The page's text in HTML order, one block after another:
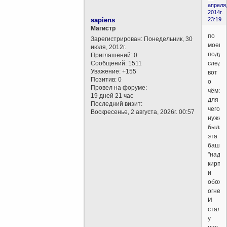
апреля,
2014г.
23:19
sapiens
Магистр
Зарегистрирован: Понедельник, 30
июля, 2012г.
Приглашений: 0
Сообщений: 1511
Уважение: +155
Позитив: 0
Провел на форуме:
19 дней 21 час
Последний визит:
Воскресенье, 2 августа, 2026г. 00:57
по
моему
вот
о
чём:
для
чего
нужна
была
эта
и
огнем.
И
стали
у